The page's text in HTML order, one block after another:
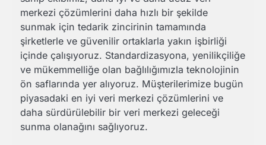
merkezi çözümlerini daha hızlı bir şekilde
sunmak için tedarik zincirinin tamamında
şirketlerle ve güvenilir ortaklarla yakın işbirliği
içinde çalışıyoruz. Standardizasyona, yenilikçiliğe
ve mükemmelliğe olan bağlılığımızla teknolojinin
ön saflarında yer alıyoruz. Müşterilerimize bugün
piyasadaki en iyi veri merkezi çözümlerini ve
daha sürdürülebilir bir veri merkezi geleceği
sunma olanağını sağlıyoruz.